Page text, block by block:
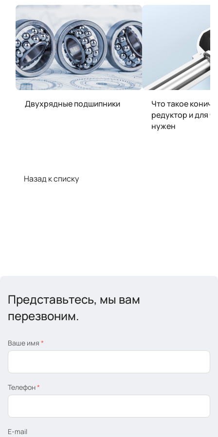
Двухрядные подшипники
Что такое
редуктор и для
нужен
Назад к списку
Представьтесь, мы вам
перезвоним.
Ваше имя *
Телефон*
E-mail